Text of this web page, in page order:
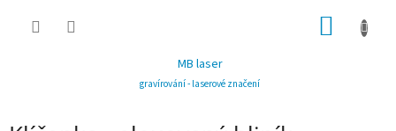
MB laser
gravírování - laserové značení